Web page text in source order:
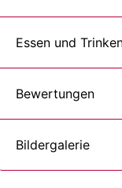
Essen und
Bewertungen
Bildergalerie